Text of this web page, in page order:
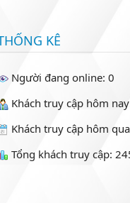
KÊ
Người đang online: 0
Khách truy cập hôm
Khách truy cập hôm
Tổng khách truy cập: